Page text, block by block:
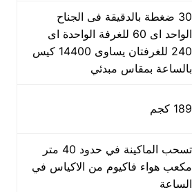
30 ضغطة بالدقيقة فى الجناح
الواحد اى 60 للغرفة الواحدة اى
240 للغرفتان يساوى 14400 كيس
بالساعة بمقاس مبدئي
189 كجم
تسحب الماكينة في حدود 40 متر
مكعب هواء فاكيوم من الاكياس في
الساعة